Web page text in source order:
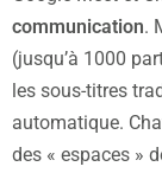
communication.
(jusqu’à 1000
les sous-titres
automatique.
des « espaces »